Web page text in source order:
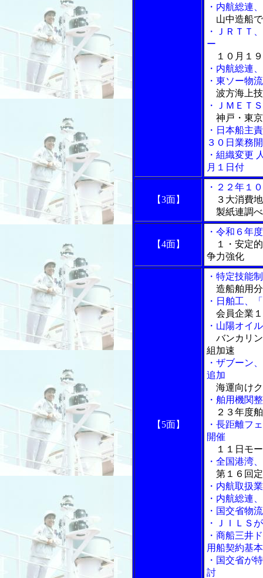
・内航総連
山中造船で
・ＪＲＴＴ
ー
１０月１９
・内航総連
・東ソー物
波方海上
・ＪＭＥＴ
神戸・東京
・日本船主
３０日業務
・組織変更
月１日付
【3面】
・２２年１
３大消費地
製紙連調べ
【4面】
・令和６年
１・安定的
争力強化
【5面】
・特定技能
造船舶用分
・日舶工、
会員企業１
・山陽オイ
バンカリン
組加速
・ザブーン
追加
海運向けク
・舶用機関
２３年度舶
・長距離フ
開催
１１日モー
・全国港湾
第１６回
・内航取扱
・内航総連
・国交省物
・ＪＩＬＳ
・商船三井
用船契約基
・国交省が
討